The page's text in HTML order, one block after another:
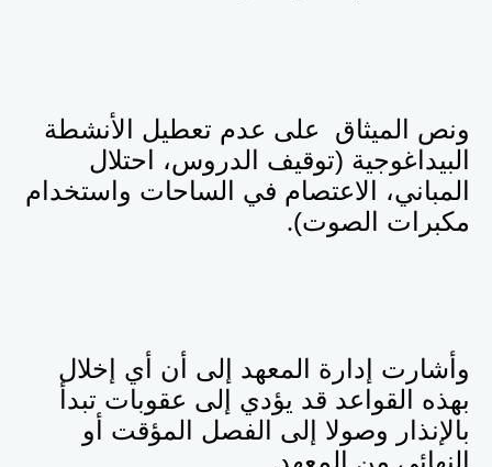
ونص الميثاق على عدم تعطيل الأنشطة
البيداغوجية (توقيف الدروس، احتلال
المباني، الاعتصام في الساحات واستخدام
مكبرات الصوت).
وأشارت إدارة المعهد إلى أن أي إخلال
بهذه القواعد قد يؤدي إلى عقوبات تبدأ
بالإنذار وصولا إلى الفصل المؤقت أو
النهائي من المعهد